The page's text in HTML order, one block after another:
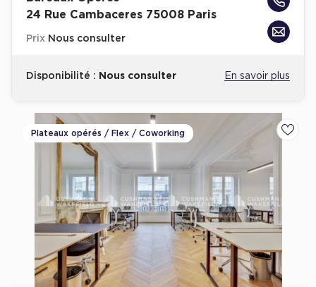
24 Rue Cambaceres 75008 Paris
Prix Nous consulter
Disponibilité : Nous consulter En savoir plus
Plateaux opérés / Flex / Coworking